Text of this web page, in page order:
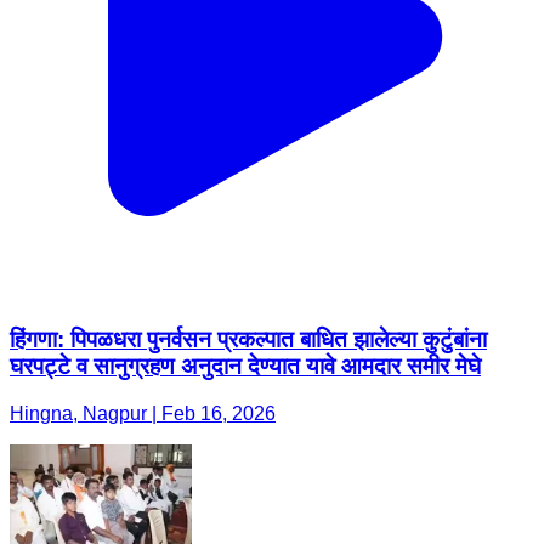
हिंगणा: पिपळधरा पुनर्वसन प्रकल्पात बाधित झालेल्या कुटुंबांना
घरपट्टे व सानुग्रहण अनुदान देण्यात यावे आमदार समीर मेघे
Hingna, Nagpur | Feb 16, 2026